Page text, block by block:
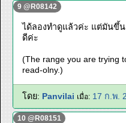
9 @R08142
ได้ลองทำดูแล้วค่ะ แต่มันขึ้
ดีค่ะ
(The range you are trying
read-olny.)
โดย: Panvilai เมื่อ: 17 ก.พ.
10 @R08151